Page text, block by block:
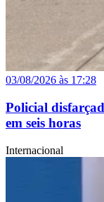
03/08/2026 às 17:28
Policial
em seis horas
Internacional